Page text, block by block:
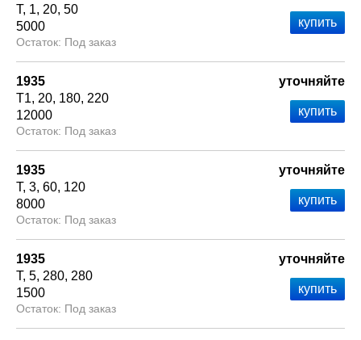
Т 1 20 50
5000
Под заказ
1935
Т1 20 180 220
12000
Под заказ
уточняйте
1935
Т 3 60 120
8000
Под заказ
уточняйте
1935
Т 5 280 280
1500
Под заказ
уточняйте